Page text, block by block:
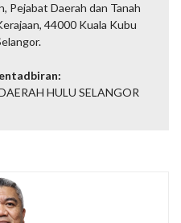
Pejabat Daerah dan Tanah
44000 Kuala Kubu
HULU SELANGOR